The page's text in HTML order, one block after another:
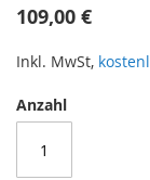
109,00 €
Inkl. MwSt,
Anzahl